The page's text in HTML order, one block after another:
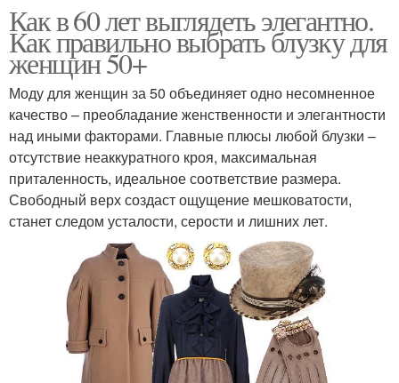
Как в 60 лет выглядеть элегантно.
Как правильно выбрать блузку для
женщин 50+
Моду для женщин за 50 объединяет одно несомненное
качество – преобладание женственности и элегантности
над иными факторами. Главные плюсы любой блузки –
отсутствие неаккуратного кроя, максимальная
приталенность, идеальное соответствие размера.
Свободный верх создаст ощущение мешковатости,
станет следом усталости, серости и лишних лет.